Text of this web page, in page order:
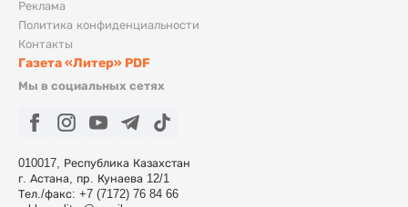
Реклама
Политика конфиденциальности
Контакты
Газета «Литер» PDF
Мы в социальных сетях
010017, Республика Казахстан
г. Астана, пр. Кунаева 12/1
Тел./факс: +7 (7172) 76 84 66